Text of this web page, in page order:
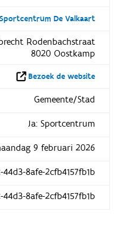
Sportcentrum De Valkaart
Rodenbachstraat
8020 Oostkamp
Bezoek de website
Gemeente/Stad
Ja: Sportcentrum
9 februari 2026
44d3-8afe-2cfb4157fb1b
44d3-8afe-2cfb4157fb1b